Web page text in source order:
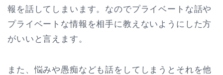
報を話してしまいます。なのでプライベートな話や
プライベートな情報を相手に教えないようにした方
がいいと言えます。
また、悩みや愚痴なども話をしてしまうとそれを他